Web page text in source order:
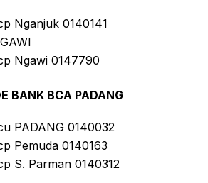
Nganjuk 0140141
Ngawi 0147790
BANK BCA PADANG
PADANG 0140032
Pemuda 0140163
S. Parman 0140312